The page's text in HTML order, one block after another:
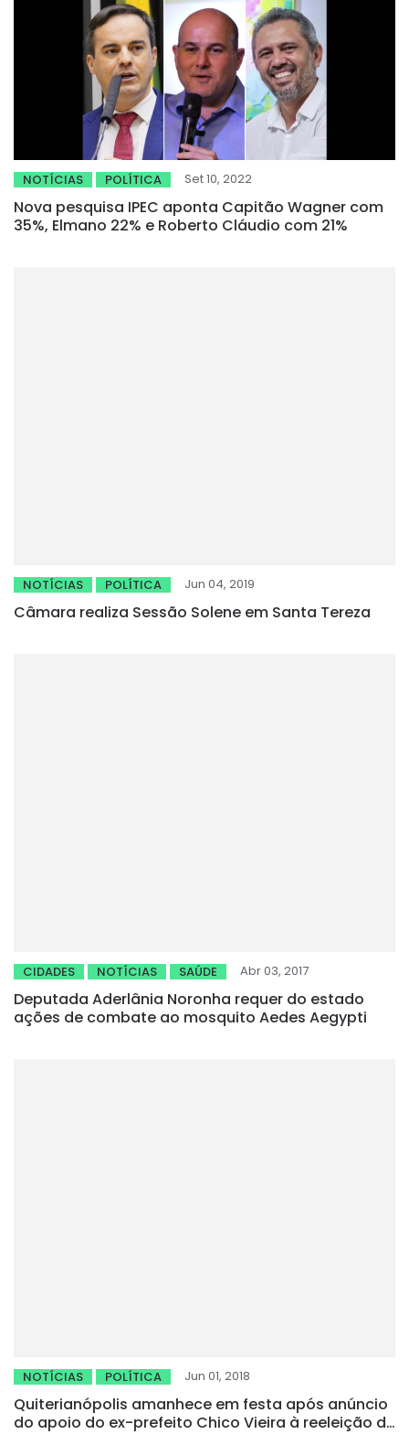
NOTÍCIAS POLÍTICA Set 10, 2022
Nova pesquisa IPEC aponta Capitão Wagner com
35%, Elmano 22% e Roberto Cláudio com 21%
NOTÍCIAS POLÍTICA Jun 04, 2019
Câmara realiza Sessão Solene em Santa Tereza
CIDADES NOTÍCIAS SAÚDE Abr 03, 2017
Deputada Aderlânia Noronha requer do estado
ações de combate ao mosquito Aedes Aegypti
NOTÍCIAS POLÍTICA Jun 01, 2018
Quiterianópolis amanhece em festa após anúncio
do apoio do ex-prefeito Chico Vieira à reeleição de